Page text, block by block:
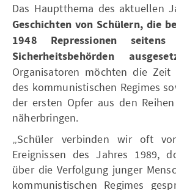
Das Hauptthema des aktuellen
Geschichten von Schülern, die
1948 Repressionen
Sicherheitsbehörden
Organisatoren möchten die Zeit
des kommunistischen Regimes
der ersten Opfer aus den
näherbringen.
„Schüler verbinden wir oft
Ereignissen des Jahres 1989,
über die Verfolgung junger
kommunistischen Regimes